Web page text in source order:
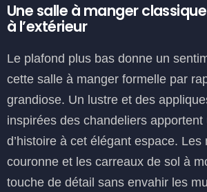
Une salle à manger
à l’extérieur
Le plafond plus bas donne un
cette salle à manger formelle par
grandiose. Un lustre et des
inspirées des chandeliers apportent
d’histoire à cet élégant espace. Les
couronne et les carreaux de sol à
touche de détail sans envahir les